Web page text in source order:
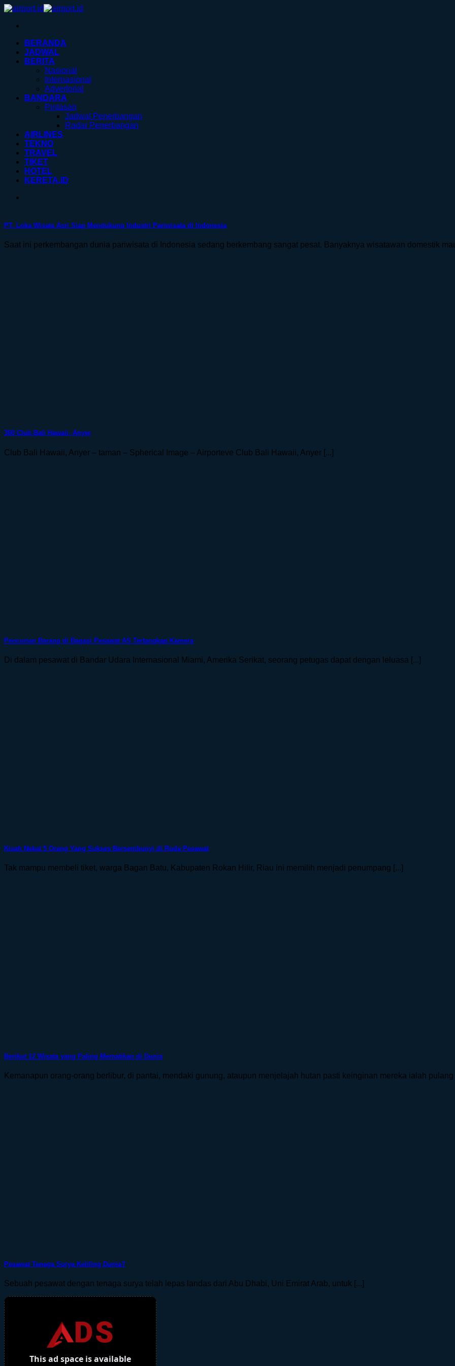
Skip
content
BERANDA
JADWAL
BERITA
Nasional
Internasional
Advertorial
BANDARA
Pintasan
Jadwal Penerbangan
Radar Penerbangan
AIRLINES
TEKNO
TRAVEL
TIKET
HOTEL
KERETA.ID
PT. Loka Wisata Asri Siap Mendukung Industri Pariwisata di Indonesia
Saat ini perkembangan dunia pariwisata di Indonesia sedang berkembang sangat pesat. Banyaknya wisatawan domestik
360 Club Bali Hawaii, Anyer
Club Bali Hawaii, Anyer – taman – Spherical Image – Airporteve Club Bali Hawaii, Anyer [...]
Pencurian Barang di Bagasi Pesawat AS Tertangkap Kamera
Di dalam pesawat di Bandar Udara Internasional Miami, Amerika Serikat, seorang petugas dapat dengan leluasa [...]
Kisah Nekat 5 Orang Yang Sukses Bersembunyi di Roda Pesawat
Tak mampu membeli tiket, warga Bagan Batu, Kabupaten Rokan Hilir, Riau ini memilih menjadi penumpang [...]
Berikut 12 Wisata yang Paling Mematikan di Dunia
Kemanapun orang-orang berlibur, di pantai, mendaki gunung, ataupun menjelajah hutan pasti keinginan mereka ialah pulang
Pesawat Tenaga Surya Keliling Dunia?
Sebuah pesawat dengan tenaga surya telah lepas landas dari Abu Dhabi, Uni Emirat Arab, untuk [...]